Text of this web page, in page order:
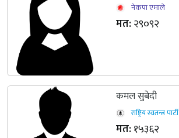
नेकपा एमाले
मत:२९०९२
कमल सुबेदी
राष्ट्रिय स्वतन्त्र पार्टी
मत:१५३६२